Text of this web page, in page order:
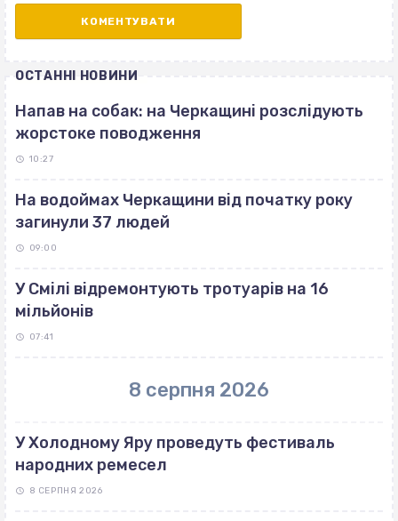
ОСТАННІ НОВИНИ
Напав на собак: на Черкащині розслідують
жорстоке поводження
10:27
На водоймах Черкащини від початку року
загинули 37 людей
09:00
У Смілі відремонтують тротуарів на 16
мільйонів
07:41
8 серпня 2026
У Холодному Яру проведуть фестиваль
народних ремесел
8 СЕРПНЯ 2026